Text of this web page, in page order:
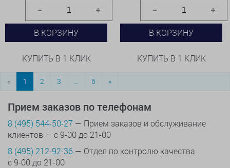
В КОРЗИНУ
КУПИТЬ В 1 КЛИК
В КОРЗИНУ
КУПИТЬ В 1 КЛИК
« 1 2 3 ... 6 »
Прием заказов по телефонам
8 (495) 544-50-27 — Прием заказов и обслуживание
клиентов — с 9-00 до 21-00
8 (495) 212-92-36 — Отдел по контролю качества
с 9-00 до 21-00